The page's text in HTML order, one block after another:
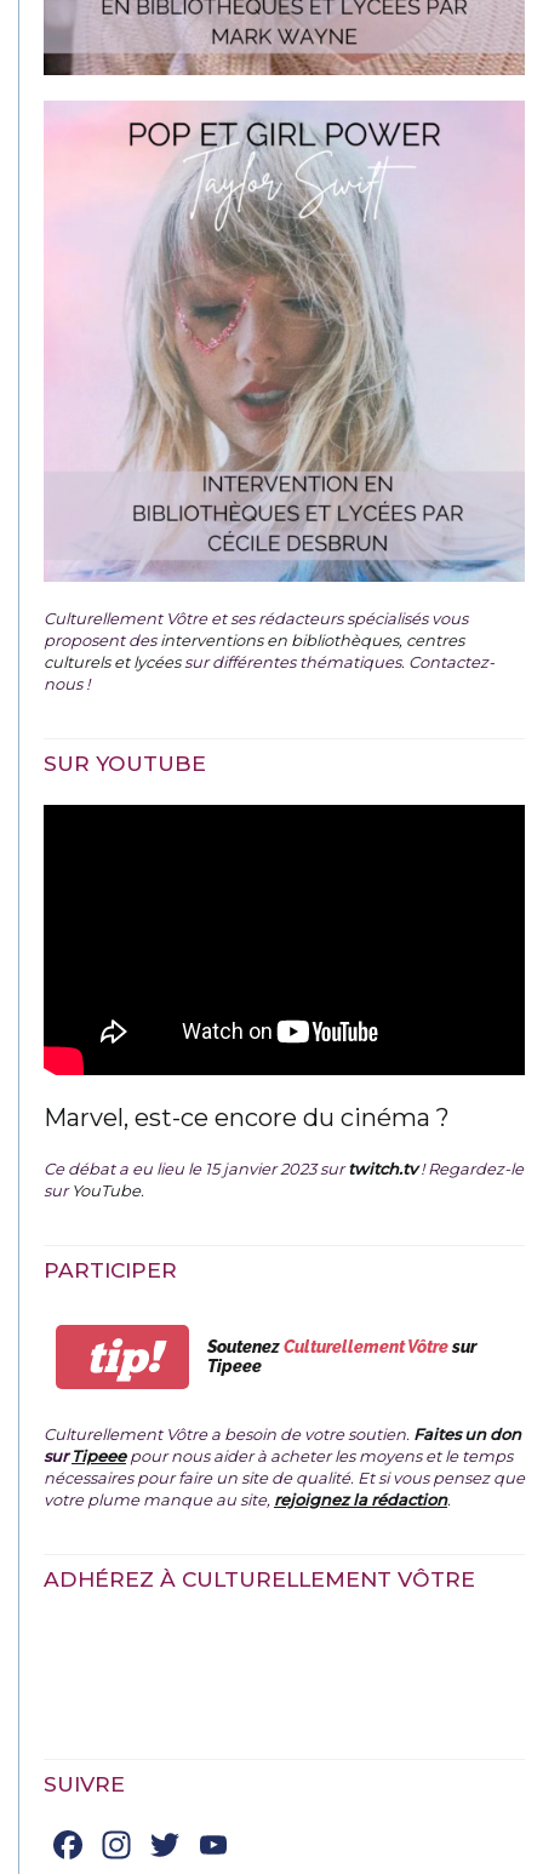
Culturellement Vôtre et ses rédacteurs spécialisés vous
proposent desinterventions en bibliothèques, centres
culturels et lycéessur différentes thématiques. Contactez-
nous !
SUR YOUTUBE
Marvel, est-ce encore du cinéma ?
Ce débat a eu lieu le 15 janvier 2023 surtwitch.tv ! Regardez-le
surYouTube.
PARTICIPER
tip! SoutenezCulturellement Vôtresur
Tipeee
Culturellement Vôtre a besoin de votre soutien. Faites un don
surTipeeepour nous aider à acheter les moyens et le temps
nécessaires pour faire un site de qualité. Et si vous pensez que
votre plume manque au site, rejoignez la rédaction.
ADHÉREZ À CULTURELLEMENT VÔTRE
SUIVRE
Facebook
Instagram
Twitter